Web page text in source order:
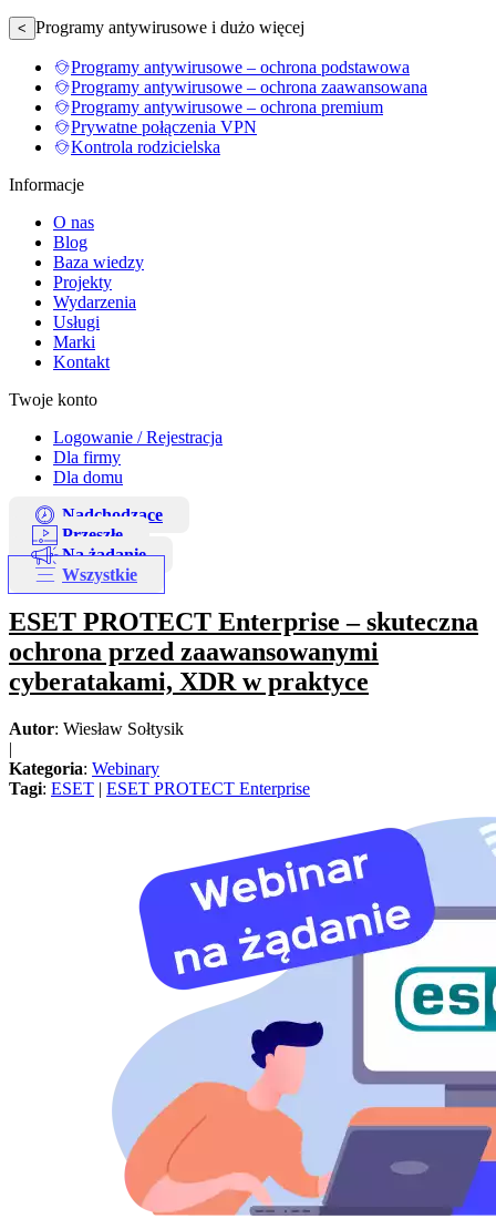
< Programy antywirusowe i dużo więcej
Programy antywirusowe – ochrona podstawowa
Programy antywirusowe – ochrona zaawansowana
Programy antywirusowe – ochrona premium
Prywatne połączenia VPN
Kontrola rodzicielska
Informacje
O nas
Blog
Baza wiedzy
Projekty
Wydarzenia
Usługi
Marki
Kontakt
Twoje konto
Logowanie / Rejestracja
Dla firmy
Dla domu
Nadchodzące
Przeszłe
Na żądanie
Wszystkie
ESET PROTECT Enterprise – skuteczna
ochrona przed zaawansowanymi
cyberatakami, XDR w praktyce
Autor: Wiesław Sołtysik
|
Kategoria: Webinary
Tagi: ESET | ESET PROTECT Enterprise